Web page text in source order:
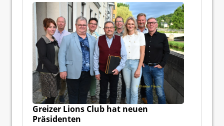
Greizer Lions Club hat neuen
Präsidenten